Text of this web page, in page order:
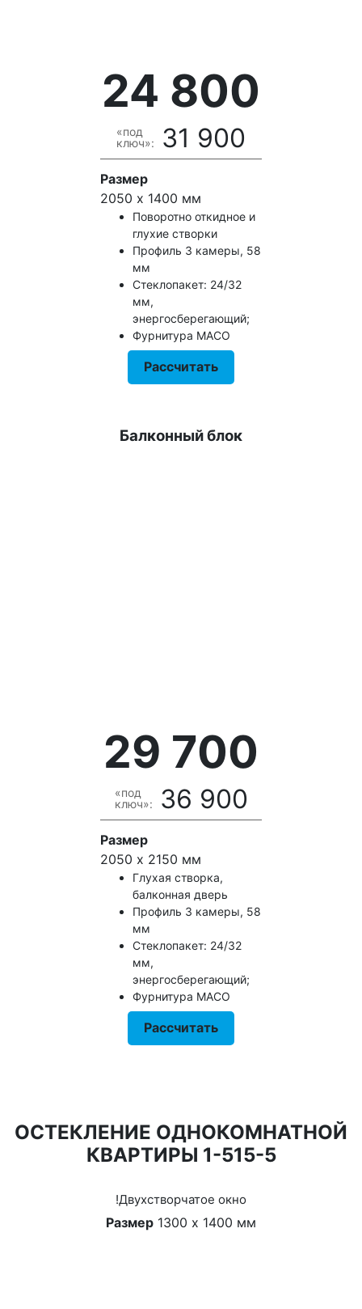
24 800
«под
ключ»:
31 900
Размер
2050 х 1400 мм
Поворотно откидное и
глухие створки
Профиль 3 камеры, 58
мм
Стеклопакет: 24/32
мм,
энергосберегающий;
Фурнитура MACO
Рассчитать
Балконный блок
29 700
«под
ключ»:
36 900
Размер
2050 х 2150 мм
Глухая створка,
балконная дверь
Профиль 3 камеры, 58
мм
Стеклопакет: 24/32
мм,
энергосберегающий;
Фурнитура MACO
Рассчитать
ОСТЕКЛЕНИЕ ОДНОКОМНАТНОЙ
КВАРТИРЫ 1-515-5
!Двухстворчатое окно
Размер 1300 х 1400 мм